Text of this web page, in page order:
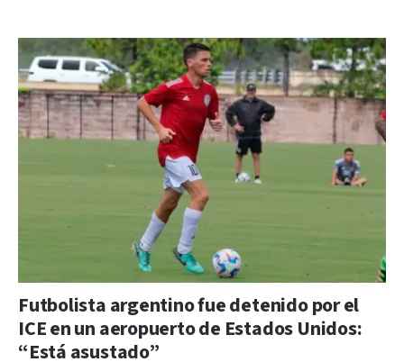
Futbolista argentino fue detenido por el
ICE en un aeropuerto de Estados Unidos:
“Está asustado”